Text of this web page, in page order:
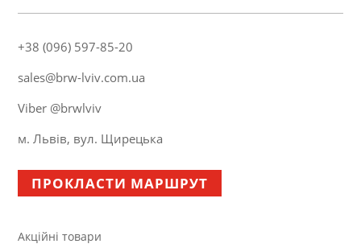
+38 (096) 597-85-20
sales@brw-lviv.com.ua
Viber @brwlviv
м. Львів, вул. Щирецька
ПРОКЛАСТИ МАРШРУТ
Акційні товари